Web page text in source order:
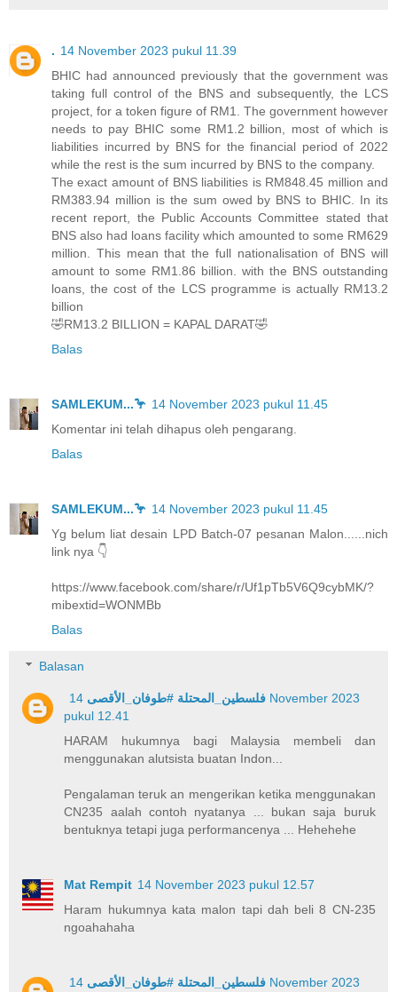
. 14 November 2023 pukul 11.39
BHIC had announced previously that the government was
taking full control of the BNS and subsequently, the LCS
project, for a token figure of RM1. The government however
needs to pay BHIC some RM1.2 billion, most of which is
liabilities incurred by BNS for the financial period of 2022
while the rest is the sum incurred by BNS to the company.
The exact amount of BNS liabilities is RM848.45 million and
RM383.94 million is the sum owed by BNS to BHIC. In its
recent report, the Public Accounts Committee stated that
BNS also had loans facility which amounted to some RM629
million. This mean that the full nationalisation of BNS will
amount to some RM1.86 billion. with the BNS outstanding
loans, the cost of the LCS programme is actually RM13.2
billion
🤣RM13.2 BILLION = KAPAL DARAT🤣
Balas
SAMLEKUM...🦩 14 November 2023 pukul 11.45
Komentar ini telah dihapus oleh pengarang.
Balas
SAMLEKUM...🦩 14 November 2023 pukul 11.45
Yg belum liat desain LPD Batch-07 pesanan Malon......nich
link nya 👇
https://www.facebook.com/share/r/Uf1pTb5V6Q9cybMK/?
mibextid=WONMBb
Balas
Balasan
فلسطين_المحتلة #طوفان_الأقصى 14 November 2023
pukul 12.41
HARAM hukumnya bagi Malaysia membeli dan
menggunakan alutsista buatan Indon...
Pengalaman teruk an mengerikan ketika menggunakan
CN235 aalah contoh nyatanya ... bukan saja buruk
bentuknya tetapi juga performancenya ... Hehehehe
Mat Rempit 14 November 2023 pukul 12.57
Haram hukumnya kata malon tapi dah beli 8 CN-235
ngoahahaha
فلسطين_المحتلة #طوفان_الأقصى 14 November 2023